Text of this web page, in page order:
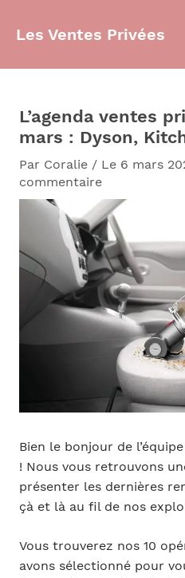
Les Ventes Privées
L’agenda ventes
mars : Dyson,
Par Coralie / Le 6 mars
commentaire
Bien le bonjour de
! Nous vous retrouvons
présenter les dernières
çà et là au fil de nos
Vous trouverez nos 10
avons sélectionné pour